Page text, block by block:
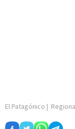
El Patagónico |